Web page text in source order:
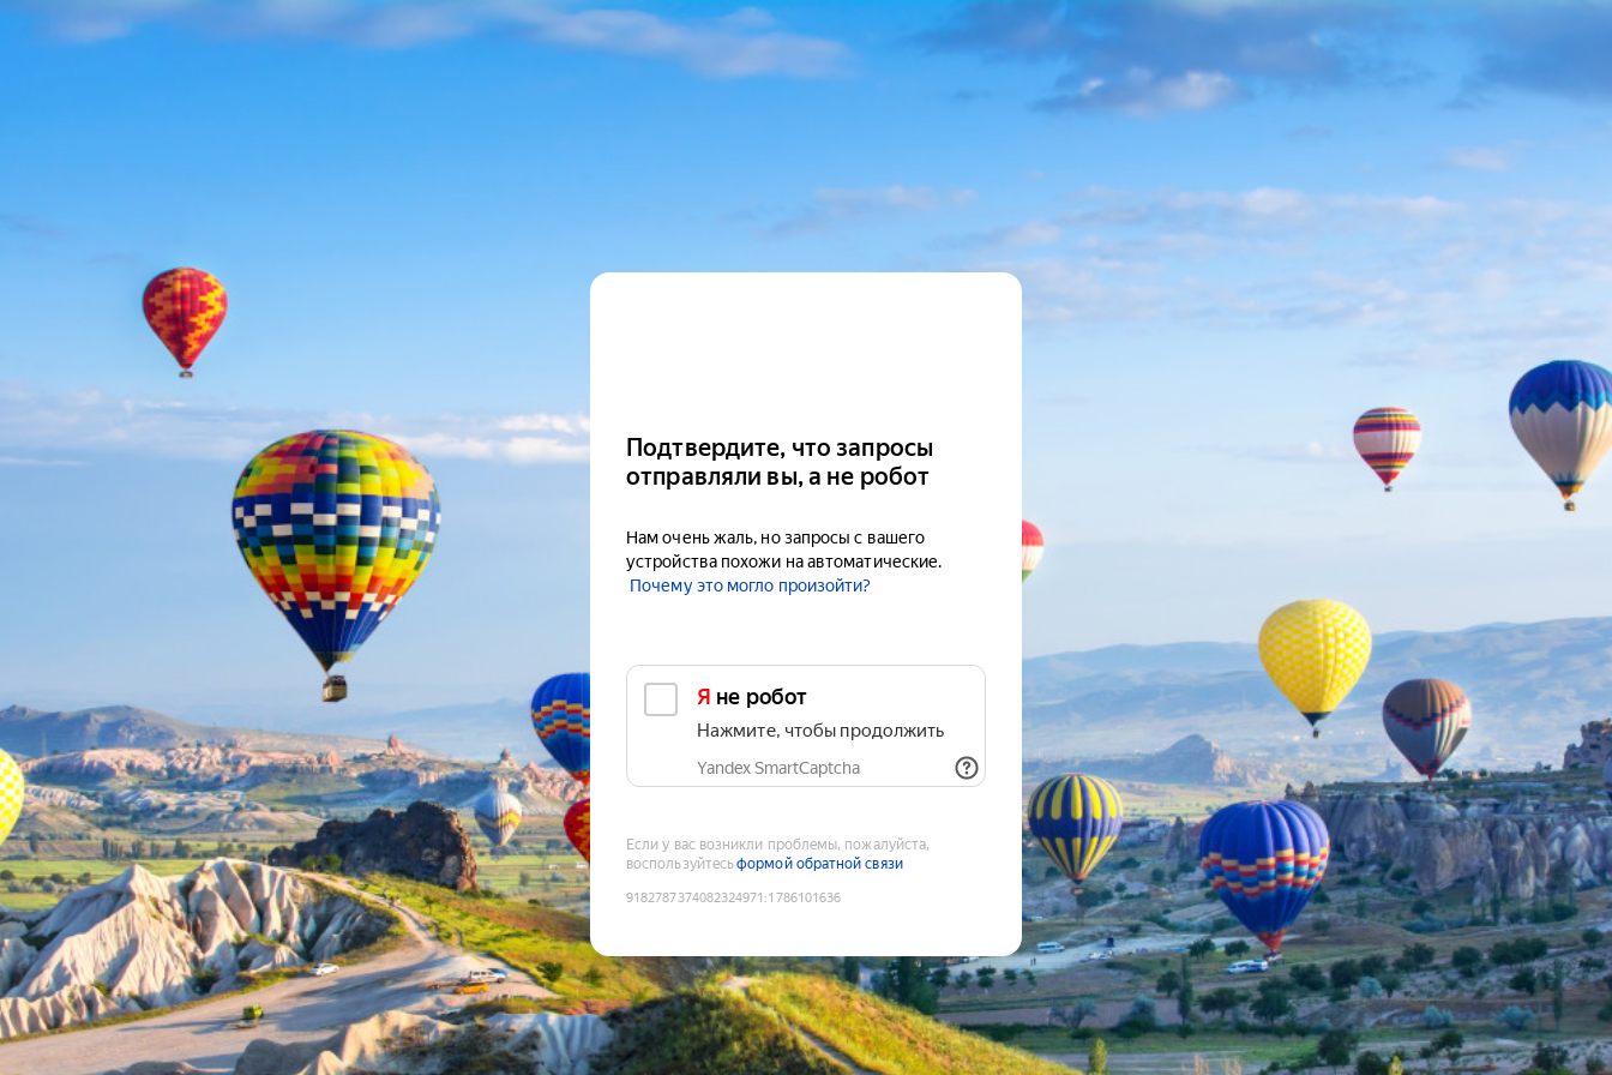
Подтвердите, что запросы
отправляли вы, а не робот
Нам очень жаль, но запросы с вашего
устройства похожи на автоматические.
Почему это могло произойти?
Я не робот
Нажмите, чтобы продолжить
Yandex SmartCaptcha
Если у вас возникли проблемы, пожалуйста,
воспользуйтесьформой обратной связи
9182787374082324971 :1786101636